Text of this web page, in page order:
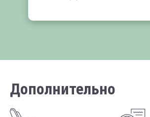
Дополнительно